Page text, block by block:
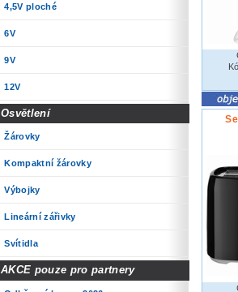
4,5V ploché
6V
9V
12V
Osvětlení
Žárovky
Kompaktní žárovky
Výbojky
Lineární zářivky
Svítidla
AKCE pouze pro partnery